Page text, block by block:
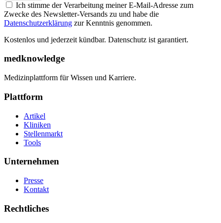
Ich stimme der Verarbeitung meiner E-Mail-Adresse zum
Zwecke des Newsletter-Versands zu und habe die
Datenschutzerklärung zur Kenntnis genommen.
Kostenlos und jederzeit kündbar. Datenschutz ist garantiert.
medknowledge
Medizinplattform für Wissen und Karriere.
Plattform
Artikel
Kliniken
Stellenmarkt
Tools
Unternehmen
Presse
Kontakt
Rechtliches